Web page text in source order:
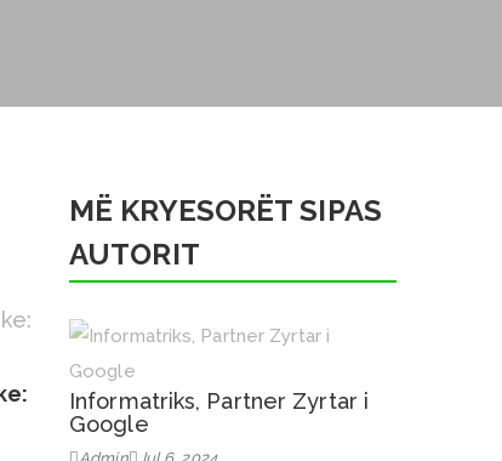
MË KRYESORËT SIPAS
AUTORIT
Informatriks, Partner Zyrtar i
Google